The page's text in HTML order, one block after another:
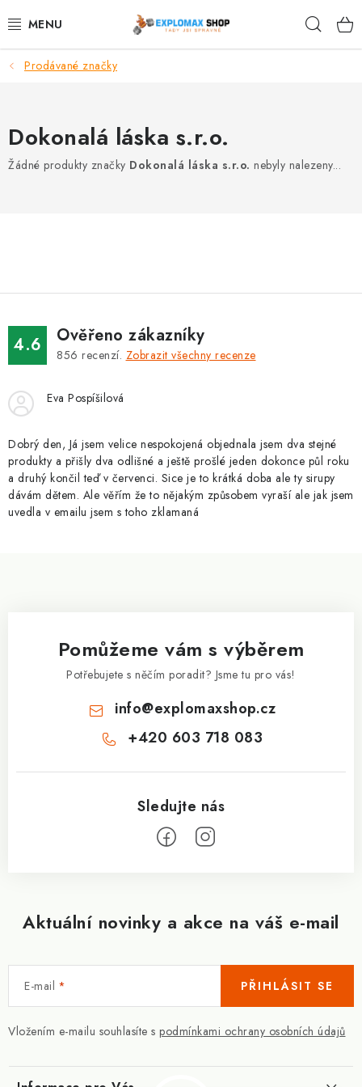
na
%AKCE
ZNAČKY
Kontakty Slovník pojmů
Podmínky ochrany osobních údajů
Doprava a platba
Slevový systém
Vše o nákupu
Prodávané značky
Dokonalá láska s.r.o.
Žádné produkty značky Dokonalá láska s.r.o. nebyly nalezeny...
4.6 Ověřeno zákazníky
856 recenzí. Zobrazit všechny recenze
Eva Pospíšilová
Dobrý den, Já jsem velice nespokojená objednala jsem dva stejné
produkty a přišly dva odlišné a ještě prošlé jeden dokonce půl roku
a druhý končil teď v červenci. Sice je to krátká doba ale ty sirupy
dávám dětem. Ale věřím že to nějakým způsobem vyraší ale jak jsem
uvedla v emailu jsem s toho zklamaná
Aktuální novinky a akce na váš e-mail
E-mail
Vložením e-mailu souhlasíte s podmínkami ochrany osobních údajů
PŘIHLÁSIT SE
Pomůžeme vám s výběrem
Potřebujete s něčím poradit? Jsme tu pro vás!
info@explomaxshop.cz
+420 603 718 083